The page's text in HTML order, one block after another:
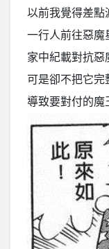
以前我覺得差點
一行人前往惡魔
家中紀載對抗惡
可是卻不把它完
導致要對付的魔